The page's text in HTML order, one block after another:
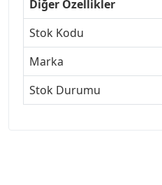
Diğer Özellikler
Stok Kodu
Marka
Stok Durumu